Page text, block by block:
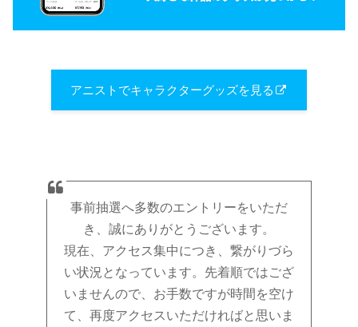
アニストでキャラクターグッズを見る
事前抽選へ多数のエントリーをいただ
き、誠にありがとうございます。
現在、アクセス集中につき、繋がりづら
い状況となっています。先着順ではござ
いませんので、お手数ですが時間を空け
て、再度アクセスいただければと思いま